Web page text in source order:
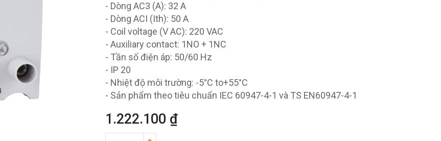
- Dòng AC3 (A): 32 A
- Dòng ACI (Ith): 50 A
- Coil voltage (V AC): 220 VAC
- Auxiliary contact: 1NO + 1NC
- Tần số điện áp: 50/60 Hz
- IP 20
- Nhiệt độ môi trường: -5°C to+55°C
- Sản phẩm theo tiêu chuẩn IEC 60947-4-1 và TS EN60947-4-1
1.222.100 ₫